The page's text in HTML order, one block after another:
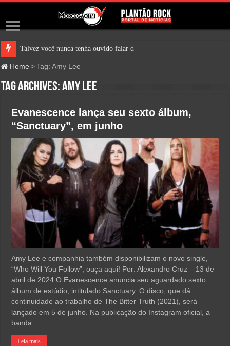
Talvez você nunca tenha ouvido falar do Jefferson Air
Home > Tag:Amy Lee
Tag Archives:Amy Lee
Evanescence lança seu sexto álbum,
“Sanctuary”, em junho
Amy Lee e companhia também disponibilizam o novo single,
“Who Will You Follow”, ouça aqui! Por: Alexandro Cruz – 13 de
abril de 2024 O Evanescence anuncia seu aguardado sexto
álbum de estúdio, intitulado Sanctuary. O disco, que dá
continuidade ao trabalho de The Bitter Truth (2021), será
lançado em 5 de junho. Na publicação do Instagram oficial, a
banda …
Leia mais